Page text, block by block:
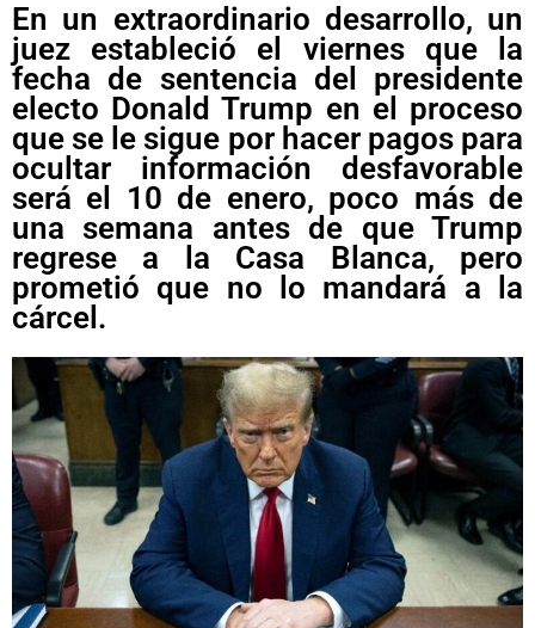
En un extraordinario desarrollo, un
juez estableció el viernes que la
fecha de sentencia del presidente
electo Donald Trump en el proceso
que se le sigue por hacer pagos para
ocultar información desfavorable
será el 10 de enero, poco más de
una semana antes de que Trump
regrese a la Casa Blanca, pero
prometió que no lo mandará a la
cárcel.